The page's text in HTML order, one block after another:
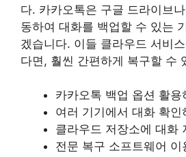
다. 카카오톡은 구글 드라이브
동하여 대화를 백업할 수 있는
겠습니다. 이들 클라우드 서비
다면, 훨씬 간편하게 복구할 수
카카오톡 백업 옵션 활용
여러 기기에서 대화 확인
클라우드 저장소에 대화
전문 복구 소프트웨어 이